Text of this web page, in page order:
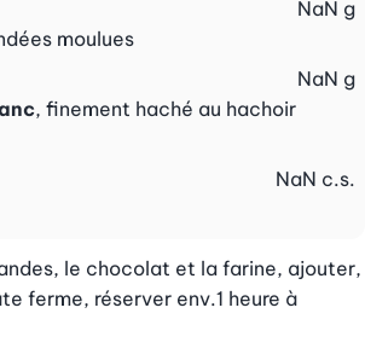
moulues
NaN g
, finement haché au hachoir
NaN g
NaN c.s.
le chocolat et la farine, ajouter,
ferme, réserver env.1 heure à